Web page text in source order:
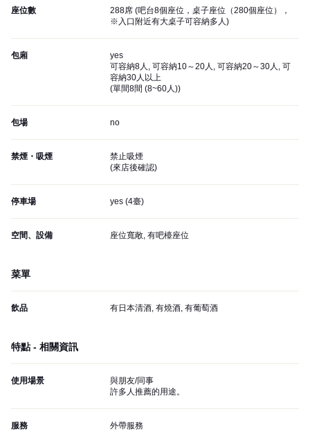
座位數
288席 (吧台8個座位，桌子座位（280個座位），
※入口附近有大桌子可容納多人)
包廂
yes
可容納8人, 可容納10～20人, 可容納20～30人, 可
容納30人以上
(單間8間 (8~60人))
包場 no
禁煙・吸煙
禁止吸煙
(來店後確認)
停車場 yes (4臺)
空間、設備 座位寬敞, 有吧檯座位
菜單
飲品 有日本清酒, 有燒酒, 有葡萄酒
特點 - 相關資訊
使用場景
與朋友/同事
許多人推薦的用途。
服務 外帶服務